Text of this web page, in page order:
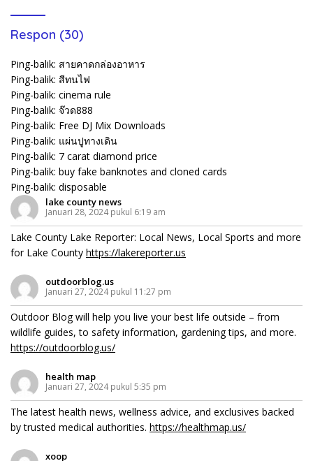
Respon (30)
Ping-balik: สายคาดกล่องอาหาร
Ping-balik: สีทนไฟ
Ping-balik: cinema rule
Ping-balik: จ๊วด888
Ping-balik: Free DJ Mix Downloads
Ping-balik: แผ่นปูทางเดิน
Ping-balik: 7 carat diamond price
Ping-balik: buy fake banknotes and cloned cards
Ping-balik: disposable
lake county news
Januari 28, 2024 pukul 6:19 am
Lake County Lake Reporter: Local News, Local Sports and more
for Lake County https://lakereporter.us
outdoorblog.us
Januari 27, 2024 pukul 11:27 pm
Outdoor Blog will help you live your best life outside – from
wildlife guides, to safety information, gardening tips, and more.
https://outdoorblog.us/
health map
Januari 27, 2024 pukul 5:35 pm
The latest health news, wellness advice, and exclusives backed
by trusted medical authorities. https://healthmap.us/
xoop